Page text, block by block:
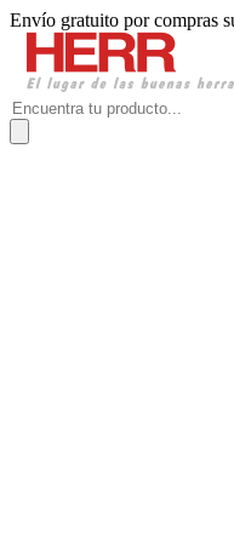
Envío gratuito por compras